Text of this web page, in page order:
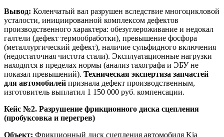
Вывод: Коленчатый вал разрушен вследствие многоцикловой
усталости, инициированной комплексом дефектов
производственного характера: обезуглероживание и недокал
галтели (дефект термообработки), превышение фосфора
(металлургический дефект), наличие сульфидного включения
(недостаточная чистота стали). Эксплуатационные нагрузки
находятся в пределах нормы (анализ тахографа и ЭБУ не
показал превышений). Техническая экспертиза запчастей
для автомобилей признала дефект производственным,
изготовитель выплатил 1 150 000 руб. компенсации.
Кейс №2. Разрушение фрикционного диска сцепления
(пробуксовка и перегрев)
Объект: Фрикционный диск сцепления автомобиля Kia